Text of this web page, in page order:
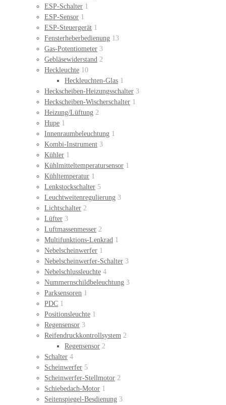
ESP-Schalter 1
ESP-Sensor 1
ESP-Steuergerät 1
Fensterheberbedienung 13
Gas-Potentiometer 3
Gebläsewiderstand 2
Heckleuchte 10
Heckleuchten-Glas 1
Heckscheiben-Heizungsschalter 3
Heckscheiben-Wischerschalter 1
Heizung/Lüftung 2
Hupe 1
Innenraumbeleuchtung 1
Kombi-Instrument 3
Kühler 1
Kühlmitteltemperatursensor 1
Kühltemperatur 1
Lenkstockschalter 5
Leuchtweitenregulierung 3
Lichtschalter 2
Lüfter 3
Luftmassenmesser 2
Multifunktions-Lenkrad 1
Nebelscheinwerfer 1
Nebelscheinwerfer-Schalter 3
Nebelschlussleuchte 4
Nummernschildbeleuchtung 3
Parksensoren 1
PDC 1
Positionsleuchte 1
Regensensor 3
Reifendruckkontrollsystem 2
Regensensor 2
Schalter 4
Scheinwerfer 5
Scheinwerfer-Stellmotor 2
Schiebedach-Motor 1
Seitenspiegel-Besdienung 3